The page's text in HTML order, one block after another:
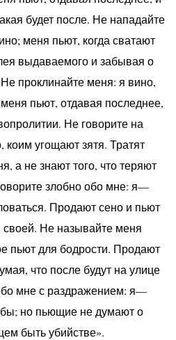
будет после. Не нападайте
меня пьют, когда сватают
выдаваемого и забывая о
проклинайте меня: я вино,
пьют, отдавая последнее,
Не говорите на
угощают зятя. Тратят
а не знают того, что теряют
злобно обо мне: я—
Продают сено и пьют
Не называйте меня
пьют для бодрости. Продают
что после будут на улице
мне с раздражением: я—
но пьющие не думают о
быть убийстве».